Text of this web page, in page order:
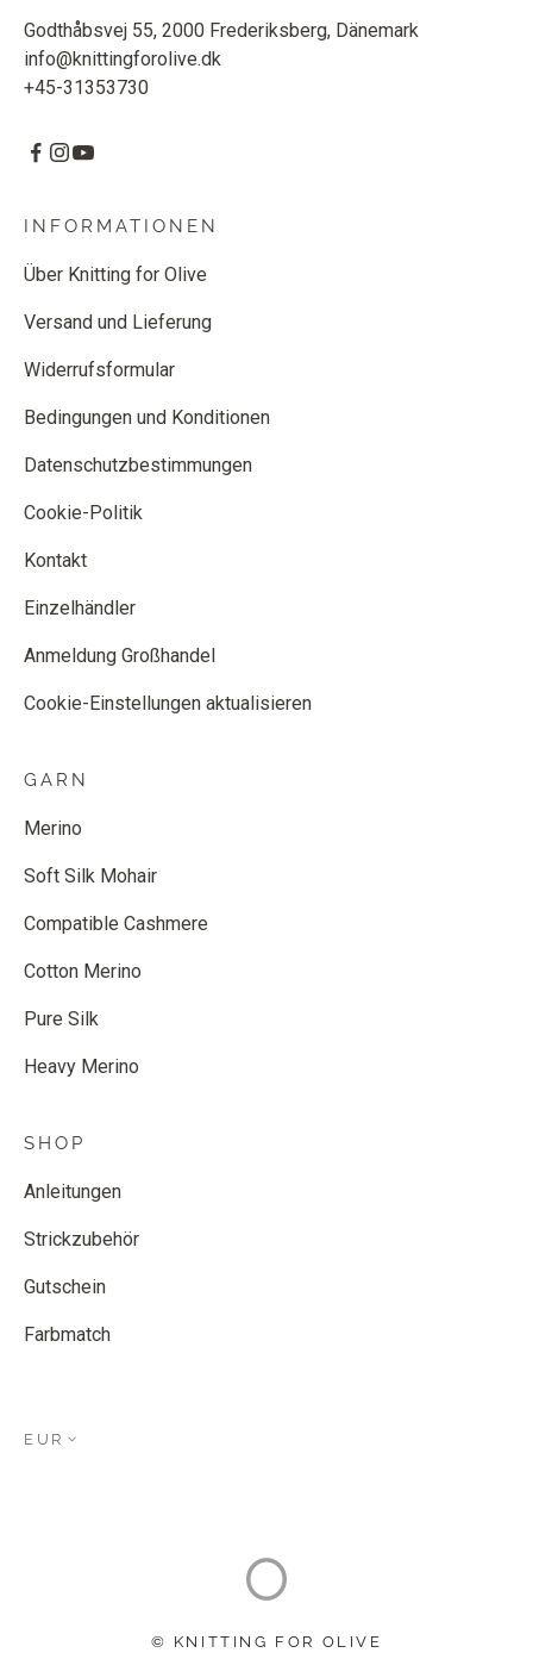
Godthåbsvej 55, 2000 Frederiksberg, Dänemark
info@knittingforolive.dk
+45-31353730
INFORMATIONEN
Über Knitting for Olive
Versand und Lieferung
Widerrufsformular
Bedingungen und Konditionen
Datenschutzbestimmungen
Cookie-Politik
Kontakt
Einzelhändler
Anmeldung Großhandel
Cookie-Einstellungen aktualisieren
GARN
Merino
Soft Silk Mohair
Compatible Cashmere
Cotton Merino
Pure Silk
Heavy Merino
SHOP
Anleitungen
Strickzubehör
Gutschein
Farbmatch
EUR
© KNITTING FOR OLIVE